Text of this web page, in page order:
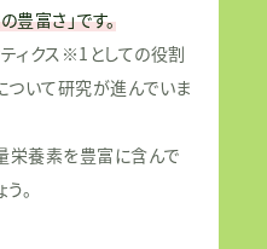
富さ」です。
ィクス※1としての役割
ついて研究が進んでいま
栄養素を豊富に含んで
。